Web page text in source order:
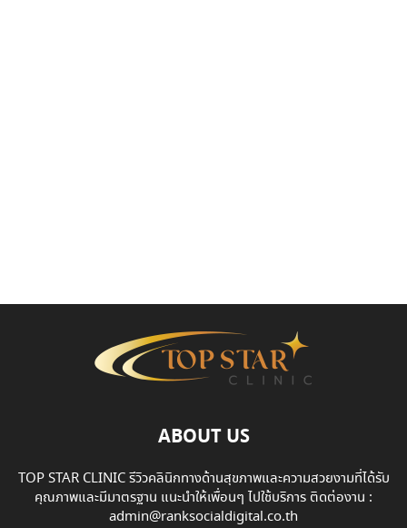
ABOUT US
TOP STAR CLINIC รีวิวคลินิกทางด้านสุขภาพและความสวยงามที่ได้รับ
คุณภาพและมีมาตรฐาน แนะนำให้เพื่อนๆ ไปใช้บริการ ติดต่องาน :
admin@ranksocialdigital.co.th